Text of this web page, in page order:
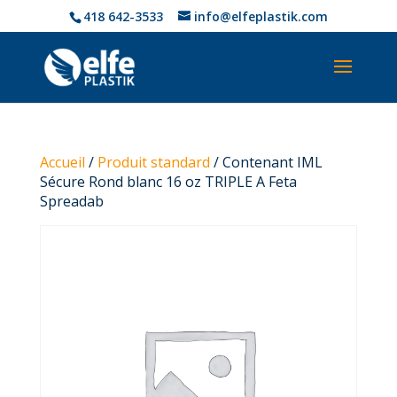
418 642-3533 info@elfeplastik.com
Accueil / Produit standard / Contenant IML
Sécure Rond blanc 16 oz TRIPLE A Feta
Spreadab